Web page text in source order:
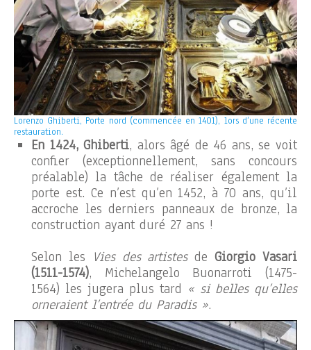
Lorenzo Ghiberti, Porte nord (commencée en 1401), lors d’une récente
restauration.
En 1424, Ghiberti, alors âgé de 46 ans, se voit
confier (exceptionnellement, sans concours
préalable) la tâche de réaliser également la
porte est. Ce n’est qu’en 1452, à 70 ans, qu’il
accroche les derniers panneaux de bronze, la
construction ayant duré 27 ans !
Selon les Vies des artistesdeGiorgio Vasari
(1511-1574), Michelangelo Buonarroti (1475-
1564) les jugera plus tard « si belles qu’elles
orneraient l’entrée du Paradis ».